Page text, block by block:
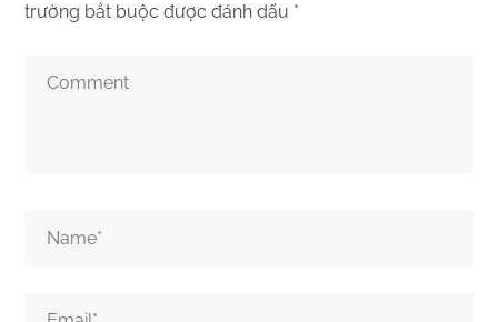
trường bắt buộc được đánh dấu *